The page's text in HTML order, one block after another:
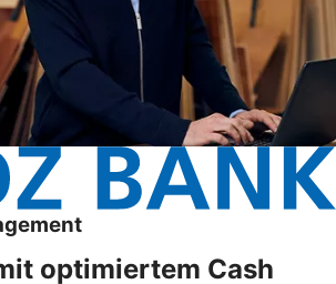
optimiertem Cash